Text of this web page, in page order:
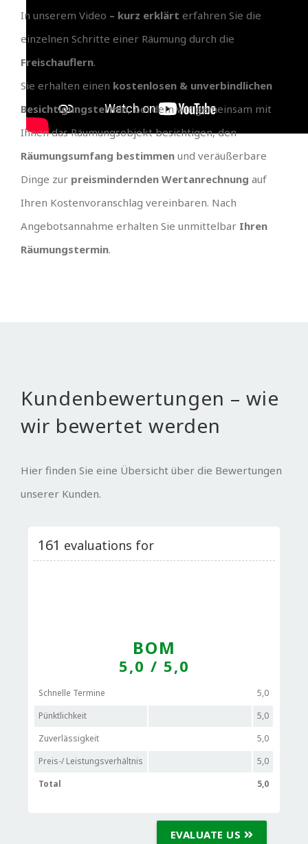
In unserem Video – kurz erklärt erfahren Sie die
einzelnen Schritte einer Räumung durch die
Freischauflern.
Sie erhalten einen kostenlosen & unverbindlichen
Besichtigungstermin, bei dem wir gemeinsam mit
Ihnen das Räumungsobjekt besichtigen, den
Räumungsumfang bestimmen und veräußerbare
Dinge zur preismindernden Wertanrechnung auf
Ihren Kostenvoranschlag vereinbaren. Nach
Angebotsannahme erhalten Sie unmittelbar Ihren
Räumungstermin.
Kundenbewertungen – wie
wir bewertet werden
Hier finden Sie eine Übersicht über die Bewertungen
unserer Kunden.
161 evaluations for
BOM
5,0 / 5,0
Schnelle Termine
5,0
Pünktlichkeit
5,0
Zuverlässigkeit
5,0
Preis-/ Leistungsverhältnis
5,0
Total
5,0
EVALUATE US